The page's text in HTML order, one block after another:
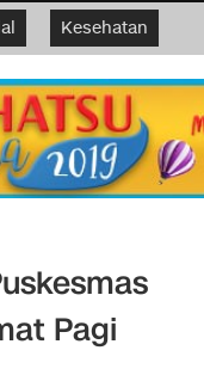
Kesehatan
Pagi